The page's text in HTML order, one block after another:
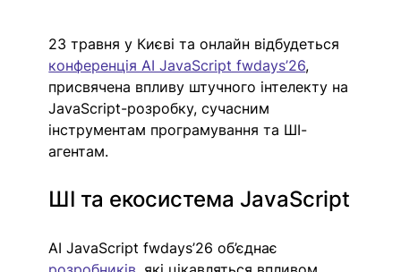
23 травня у Києві та онлайн відбудеться
конференція AI JavaScript fwdays’26,
присвячена впливу штучного інтелекту на
JavaScript-розробку, сучасним
інструментам програмування та ШІ-
агентам.
ШІ та екосистема JavaScript
AI JavaScript fwdays’26 об’єднає